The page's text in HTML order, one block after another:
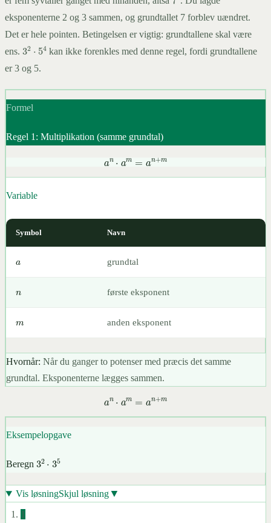
eksponenterne 2 og 3 sammen, og grundtallet 7 forblev uændret.
Det er hele pointen. Betingelsen er vigtig: grundtallene skal være
ens. 32 54 kan ikke forenkles med denne regel, fordi grundtallene
er 3 og 5.
Formel
Regel 1: Multiplikation (samme grundtal)
an⋅am=an+m
Variable
Symbol Navn
a
grundtal
første eksponent
anden eksponent
Hvornår: Når du ganger to potenser med præcis det samme
grundtal. Eksponenterne lægges sammen.
an⋅am=an+m
Eksempelopgave
Beregn 32 35
Vis løsningSkjul løsning▼
1